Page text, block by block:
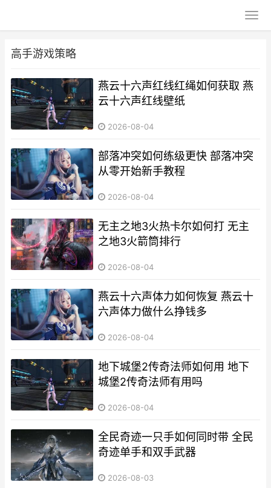
高手游戏策略
燕云十六声红线红绳如何获取 燕
云十六声红线壁纸
2026-08-04
部落冲突如何练级更快 部落冲突
从零开始新手教程
2026-08-04
无主之地3火热卡尔如何打 无主
之地3火箭筒排行
2026-08-04
燕云十六声体力如何恢复 燕云十
六声体力做什么挣钱多
2026-08-04
地下城堡2传奇法师如何用 地下
城堡2传奇法师有用吗
2026-08-04
全民奇迹一只手如何同时带 全民
奇迹单手和双手武器
2026-08-03